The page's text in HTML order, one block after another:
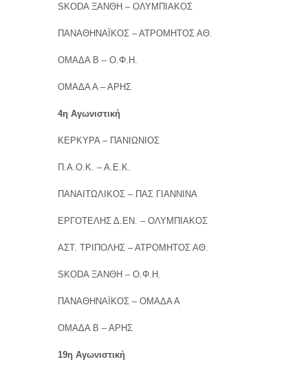
SKODA ΞΑΝΘΗ – ΟΛΥΜΠΙΑΚΟΣ
ΠΑΝΑΘΗΝΑΪΚΟΣ – ΑΤΡΟΜΗΤΟΣ ΑΘ.
ΟΜΑΔΑ Β – Ο.Φ.Η.
ΟΜΑΔΑ Α – ΑΡΗΣ
4η Αγωνιστική
ΚΕΡΚΥΡΑ – ΠΑΝΙΩΝΙΟΣ
Π.Α.Ο.Κ. – Α.Ε.Κ.
ΠΑΝΑΙΤΩΛΙΚΟΣ – ΠΑΣ ΓΙΑΝΝΙΝΑ
ΕΡΓΟΤΕΛΗΣ Δ.ΕΝ. – ΟΛΥΜΠΙΑΚΟΣ
ΑΣΤ. ΤΡΙΠΟΛΗΣ – ΑΤΡΟΜΗΤΟΣ ΑΘ.
SKODA ΞΑΝΘΗ – Ο.Φ.Η.
ΠΑΝΑΘΗΝΑΪΚΟΣ – ΟΜΑΔΑ Α
ΟΜΑΔΑ Β – ΑΡΗΣ
19η Αγωνιστική